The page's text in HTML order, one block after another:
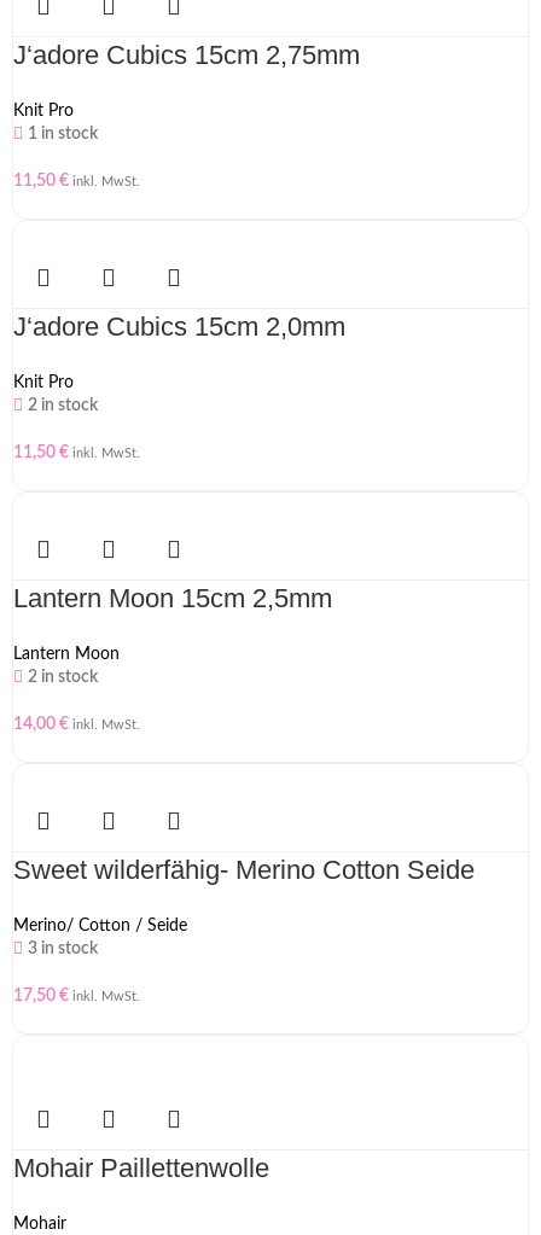
J‘adore Cubics 15cm 2,75mm
Knit Pro
1 in stock
11,50 € inkl. MwSt.
J‘adore Cubics 15cm 2,0mm
Knit Pro
2 in stock
11,50 € inkl. MwSt.
Lantern Moon 15cm 2,5mm
Lantern Moon
2 in stock
14,00 € inkl. MwSt.
Sweet wilderfähig- Merino Cotton Seide
Merino/ Cotton / Seide
3 in stock
17,50 € inkl. MwSt.
Mohair Paillettenwolle
Mohair